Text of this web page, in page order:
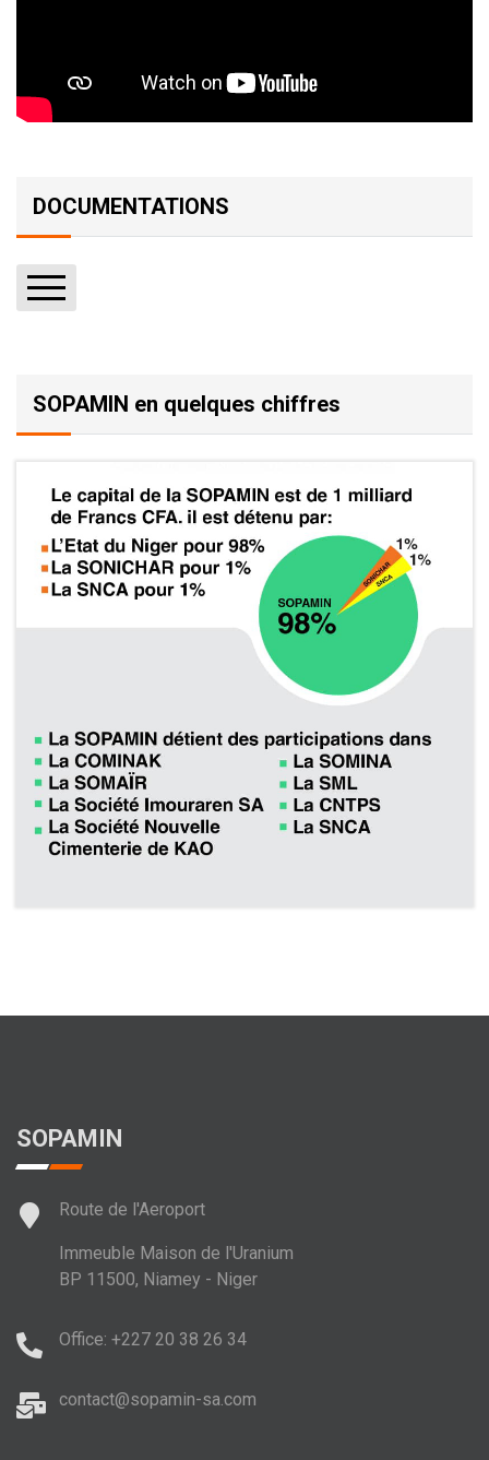
DOCUMENTATIONS
Publications
SOPAMIN en quelques chiffres
SOPAMIN
Route de l'Aeroport
Immeuble Maison de l'Uranium
BP 11500, Niamey - Niger
Office: +227 20 38 26 34
contact@sopamin-sa.com